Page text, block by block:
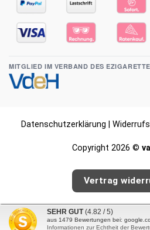
MITGLIED IM VERBAND DES
Datenschutzerklärung
Copyright 2026 ©
Vertrag
SEHR GUT (4.82 / 5)
aus 1479 Bewertungen bei:
Informationen zur Echtheit der